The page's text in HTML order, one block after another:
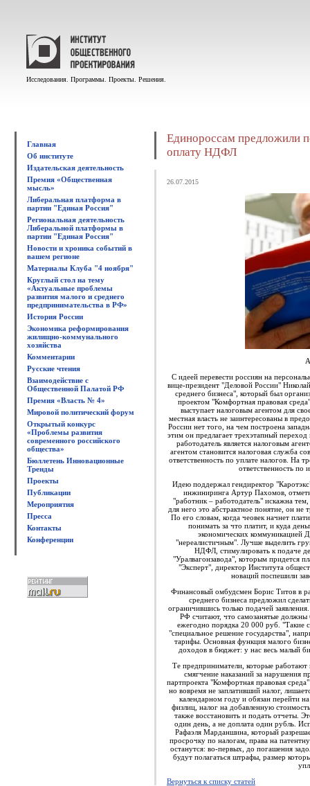
Исследования. Программы. Проекты. Решения.
Главная
Об институте
Издательская деятельность
Премия «Общественная
мысль»
Либеральная платформа в
партии "Единая Россия"
Региональная деятельность
Либеральной платформы в
партии "Единая Россия"
Новости и хроника событий в
вашем регионе
Материалы Клуба "4 ноября"
Круглый стол на тему
«Актуальные проблемы
развития малого и среднего
предпринимательства в РФ»
История России
Экономика реформирования
жилищно-коммунального
хозяйства
Комментарии
Русские чтения
Взаимодействие с
Общественной Палатой РФ
Премия «Власть № 4»
Мировой политический форум
Открытый конкурс
«Проблемы развития
современного российского
общества»
Бюллетень Инновационные
Тренды
Проекты
Публикации
Мероприятия
Пресса
Контакты
Конференции
Единороссам предложили
оплату НДФЛ
26.07.2015
С идеей перевести россиян на
вице-президент "Деловой России"
среднего бизнеса", который был
проектом "Комфортная правовая
выступает налоговым агентом для
местная власть не заинтересованы в
России нет того, на чем построена
этим он предлагает трехэтапный
работодатель является налоговым
агентом становится налоговая служба
ответственность по уплате налогов. На
ответственность по
Идею поддержал гендиректор
инжиниринга Артур Пахомов,
"работник – работодатель" искажна
для него это абстрактное понятие, он не
По его словам, когда чеовек начнет
понимать за что платит, и куда
экономических коммуникацией
"нереалистичным". Лучше выделить
НДФЛ, стимулировать к подаче
"Уралвагонзавода", которым придется
"Эксперт", директор Института
новаций поспешили
Финансовый омбудсмен Борис Титов в
среднего бизнеса предложил
ограничившись только подачей
РФ считают, что самозанятые должны
ежегодно порядка 20 000 руб. "Такие
"специальное решение государства",
тарифы. Основная функция малого
доходов в бюджет: у нас весь малый
Те предприниматели, которые работают
смягчение наказаний за нарушения
партпроекта "Комфортная правовая
но вовремя не заплативший налог,
календарном году и обязан перейти
физлиц, налог на добавленную
также восстановить и подать отчеты.
один день, а не доплата один рубль.
Рафаэля Марданшина, который
просрочку по налогам, права на
останутся: во-первых, до погашения
будут полагаться штрафы, размер
Вернуться к списку статей